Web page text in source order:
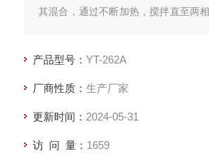
其混合，通过不断加热，搅拌直至两
产品型号： YT-262A
厂商性质： 生产厂家
更新时间： 2024-05-31
访 问 量： 1659